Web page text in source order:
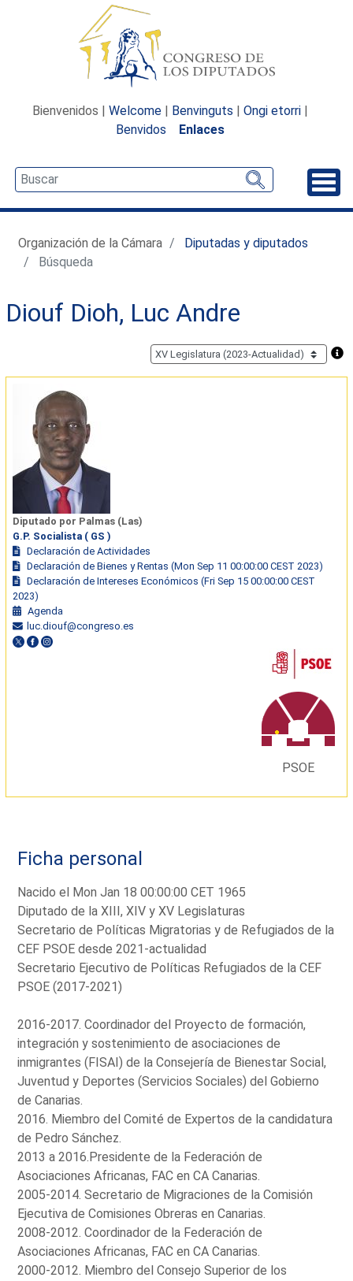
Bienvenidos | Welcome | Benvinguts | Ongi etorri |
Benvidos
Enlaces
Organización de la Cámara
Diputadas y diputados
Búsqueda
Diouf Dioh, Luc Andre
Diputado por Palmas (Las)
G.P. Socialista ( GS )
Declaración de Actividades
Declaración de Bienes y Rentas (Mon Sep 11 00:00:00 CEST 2023)
Declaración de Intereses Económicos (Fri Sep 15 00:00:00 CEST
2023)
Agenda
luc.diouf@congreso.es
PSOE
Ficha personal
Nacido el Mon Jan 18 00:00:00 CET 1965
Diputado de la XIII, XIV y XV Legislaturas
Secretario de Políticas Migratorias y de Refugiados de la
CEF PSOE desde 2021-actualidad
Secretario Ejecutivo de Políticas Refugiados de la CEF
PSOE (2017-2021)
2016-2017. Coordinador del Proyecto de formación,
integración y sostenimiento de asociaciones de
inmigrantes (FISAI) de la Consejería de Bienestar Social,
Juventud y Deportes (Servicios Sociales) del Gobierno
de Canarias.
2016. Miembro del Comité de Expertos de la candidatura
de Pedro Sánchez.
2013 a 2016.Presidente de la Federación de
Asociaciones Africanas, FAC en CA Canarias.
2005-2014. Secretario de Migraciones de la Comisión
Ejecutiva de Comisiones Obreras en Canarias.
2008-2012. Coordinador de la Federación de
Asociaciones Africanas, FAC en CA Canarias.
2000-2012. Miembro del Consejo Superior de los